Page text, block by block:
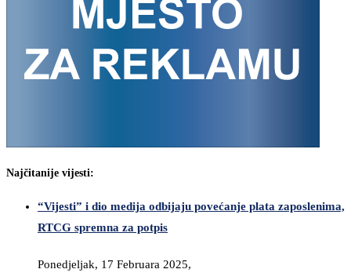
Najčitanije vijesti:
“Vijesti” i dio medija odbijaju povećanje plata zaposlenima,
RTCG spremna za potpis
Ponedjeljak, 17 Februara 2025,